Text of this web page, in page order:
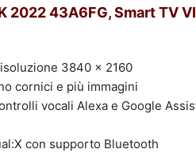
2022 43A6FG, Smart TV
3840 x 2160
cornici e più immagini
vocali Alexa e Google
con supporto Bluetooth